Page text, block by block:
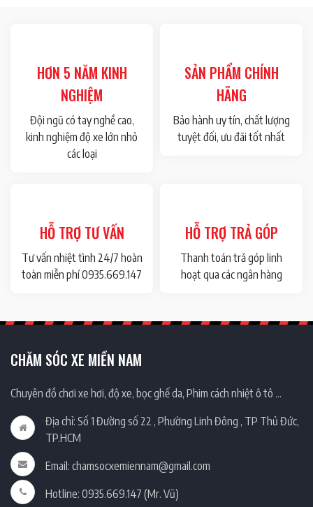
HƠN 5 NĂM KINH
NGHIỆM
Đội ngũ có tay nghề cao,
kinh nghiệm độ xe lớn nhỏ
các loại
SẢN PHẨM CHÍNH
HÃNG
Bảo hành uy tín, chất lượng
tuyệt đối, ưu đãi tốt nhất
HỖ TRỢ TƯ VẤN
Tư vấn nhiệt tình 24/7 hoàn
toàn miễn phí 0935.669.147
HỖ TRỢ TRẢ GÓP
Thanh toán trả góp linh
hoạt qua các ngân hàng
CHĂM SÓC XE MIỀN NAM
Chuyên đồ chơi xe hơi, độ xe, bọc ghế da, Phim cách nhiệt ô tô …
Địa chỉ: Số 1 Đường số 22 , Phường Linh Đông , TP Thủ Đức,
TP.HCM
Email: chamsocxemiennam@gmail.com
Hotline: 0935.669.147 (Mr. Vũ)